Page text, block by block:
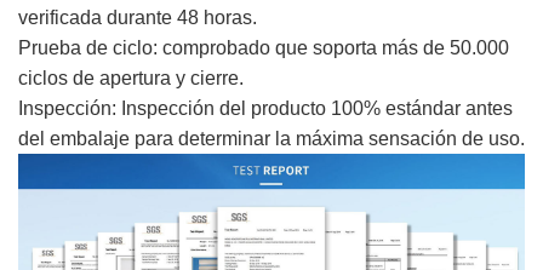
verificada durante 48 horas.
Prueba de ciclo: comprobado que soporta más de 50.000
ciclos de apertura y cierre.
Inspección: Inspección del producto 100% estándar antes
del embalaje para determinar la máxima sensación de uso.